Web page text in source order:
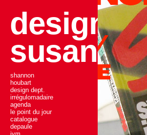
design
susanna
shannon
houbart
design dept.
irrégulomadaire
agenda
le point du jour
catalogue
depaule